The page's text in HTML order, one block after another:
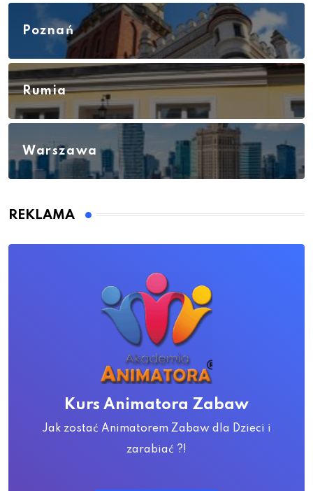
Poznań
Rumia
Warszawa
REKLAMA
Kurs Animatora Zabaw
Jak zostać Animatorem Zabaw dla Dzieci i
zarabiać ?!